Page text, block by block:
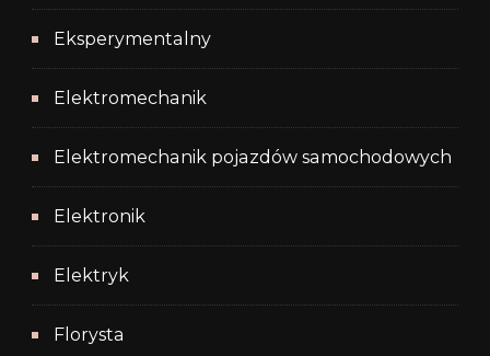
Eksperymentalny
Elektromechanik
Elektromechanik pojazdów samochodowych
Elektronik
Elektryk
Florysta